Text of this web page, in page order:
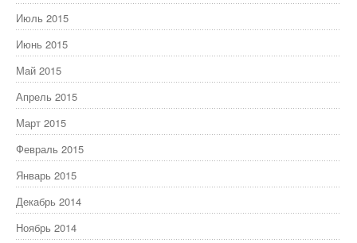
Июль 2015
Июнь 2015
Май 2015
Апрель 2015
Март 2015
Февраль 2015
Январь 2015
Декабрь 2014
Ноябрь 2014